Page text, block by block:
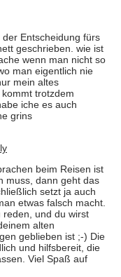
Entscheidung fürs
geschrieben. wie ist
wenn man nicht so
man eigentlich nie
mein altes
trotzdem
iche es auch
grins
beim Reisen ist
muss, dann geht das
setzt ja auch
etwas falsch macht.
reden, und du wirst
alten
geblieben ist ;-) Die
und hilfsbereit, die
Viel Spaß auf